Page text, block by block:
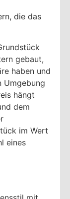
die das
gebaut,
haben und
Umgebung
hängt
dem
im Wert
eines